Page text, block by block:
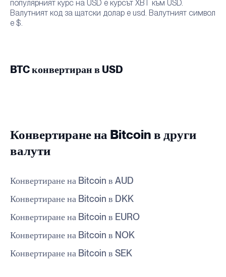
популярният курс на USD е курсът XBT към USD.
Валутният код за щатски долар е usd. Валутният символ
е $.
BTC конвертиран в USD
Конвертиране на Bitcoin в други
валути
Конвертиране на Bitcoin в AUD
Конвертиране на Bitcoin в DKK
Конвертиране на Bitcoin в EURO
Конвертиране на Bitcoin в NOK
Конвертиране на Bitcoin в SEK